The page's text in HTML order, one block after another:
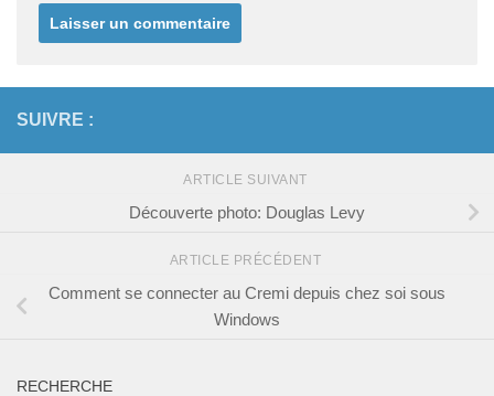
SUIVRE :
ARTICLE SUIVANT
Découverte photo: Douglas Levy
ARTICLE PRÉCÉDENT
Comment se connecter au Cremi depuis chez soi sous
Windows
RECHERCHE